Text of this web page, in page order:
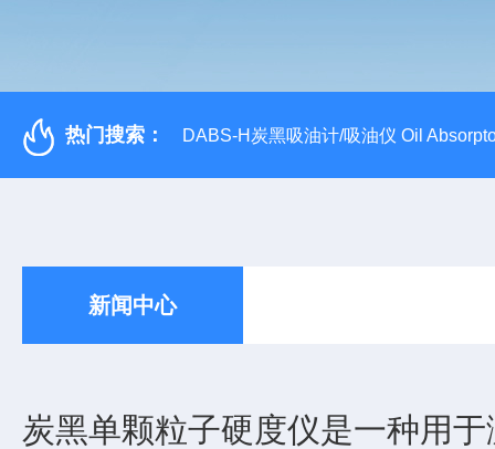
热门搜索： DABS-H炭黑吸油计/吸油仪 Oil
新闻中心
炭黑单颗粒子硬度仪是一种用